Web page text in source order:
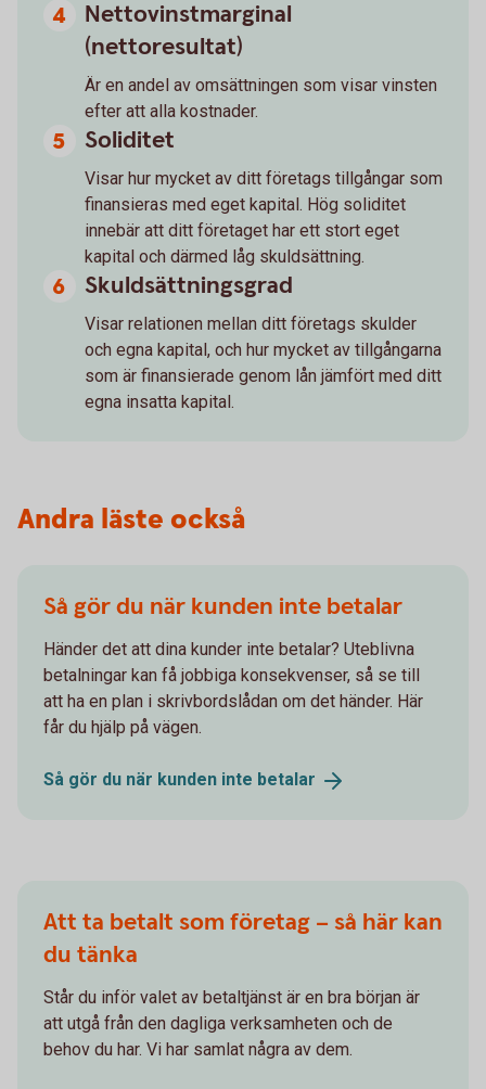
Nettovinstmarginal
(nettoresultat)
Är en andel av omsättningen som visar vinsten
efter att alla kostnader.
Soliditet
Visar hur mycket av ditt företags tillgångar som
finansieras med eget kapital. Hög soliditet
innebär att ditt företaget har ett stort eget
kapital och därmed låg skuldsättning.
Skuldsättningsgrad
Visar relationen mellan ditt företags skulder
och egna kapital, och hur mycket av tillgångarna
som är finansierade genom lån jämfört med ditt
egna insatta kapital.
Andra läste också
Så gör du när kunden inte betalar
Händer det att dina kunder inte betalar? Uteblivna
betalningar kan få jobbiga konsekvenser, så se till
att ha en plan i skrivbordslådan om det händer. Här
får du hjälp på vägen.
Så gör du när kunden inte betalar
Att ta betalt som företag – så här kan
du tänka
Står du inför valet av betaltjänst är en bra början är
att utgå från den dagliga verksamheten och de
behov du har. Vi har samlat några av dem.